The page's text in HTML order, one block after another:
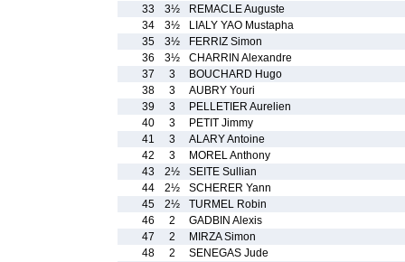
33
3½
REMACLE Auguste
34
3½
LIALY YAO Mustapha
35
3½
FERRIZ Simon
36
3½
CHARRIN Alexandre
37
3
BOUCHARD Hugo
38
3
AUBRY Youri
39
3
PELLETIER Aurelien
40
3
PETIT Jimmy
41
3
ALARY Antoine
42
3
MOREL Anthony
43
2½
SEITE Sullian
44
2½
SCHERER Yann
45
2½
TURMEL Robin
46
2
GADBIN Alexis
47
2
MIRZA Simon
48
2
SENEGAS Jude